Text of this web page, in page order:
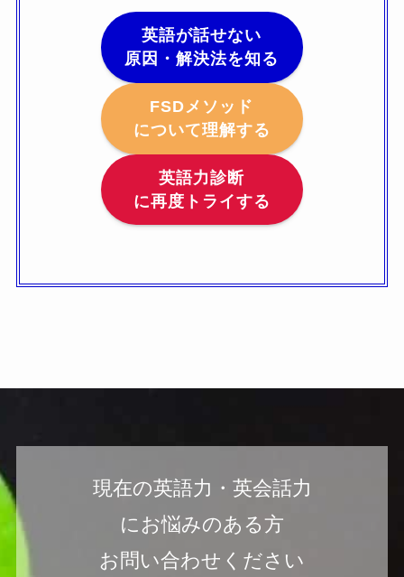
英語が話せない
原因・解決法を知る
FSDメソッド
について理解する
英語力診断
に再度トライする
現在の英語力・英会話力
にお悩みのある方
お問い合わせください